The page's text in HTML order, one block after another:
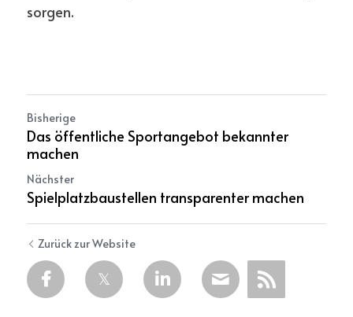
sorgen.
Bisherige
Das öffentliche Sportangebot bekannter
machen
Nächster
Spielplatzbaustellen transparenter machen
Zurück zur Website